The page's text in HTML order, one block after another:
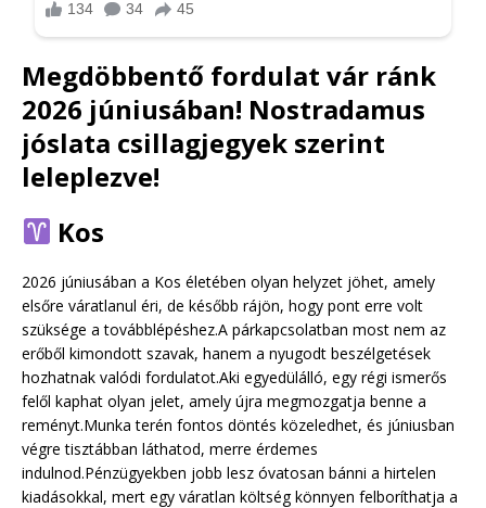
Megdöbbentő fordulat vár ránk
2026 júniusában! Nostradamus
jóslata csillagjegyek szerint
leleplezve!
Kos
2026 júniusában a Kos életében olyan helyzet jöhet, amely
elsőre váratlanul éri, de később rájön, hogy pont erre volt
szüksége a továbblépéshez.A párkapcsolatban most nem az
erőből kimondott szavak, hanem a nyugodt beszélgetések
hozhatnak valódi fordulatot.Aki egyedülálló, egy régi ismerős
felől kaphat olyan jelet, amely újra megmozgatja benne a
reményt.Munka terén fontos döntés közeledhet, és júniusban
végre tisztábban láthatod, merre érdemes
indulnod.Pénzügyekben jobb lesz óvatosan bánni a hirtelen
kiadásokkal, mert egy váratlan költség könnyen felboríthatja a